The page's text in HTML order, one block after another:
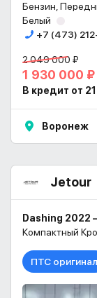
Бензин,
Белый
+7 (473)
2 049 000 ₽
1 930 000 ₽
В кредит от
Воронеж
Jetour
Dashing 2022 –
Компактный
ПТС оригинал